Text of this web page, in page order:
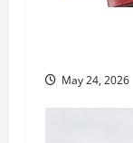
May 24, 2026